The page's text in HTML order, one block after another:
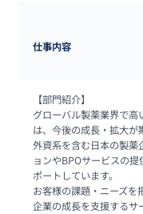
仕事内容
【部門紹介】
グローバル製薬業界で
は、今後の成長・拡大が
外資系を含む日本の製薬
ョンやBPOサービスの
ポートしています。
お客様の課題・ニーズを
企業の成長を支援するサ